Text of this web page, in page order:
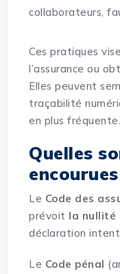
collaborateurs,
Ces pratiques
l’assurance ou
Elles peuvent
traçabilité
en plus fréquente.
Quelles
Le Code des
prévoit la nullité
déclaration
Le Code pénal